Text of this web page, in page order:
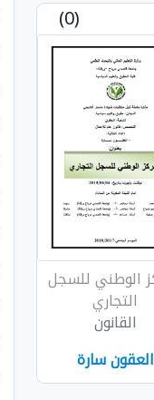
(0)
الوطني للسجل
التجاري
القانون
العقون سارة